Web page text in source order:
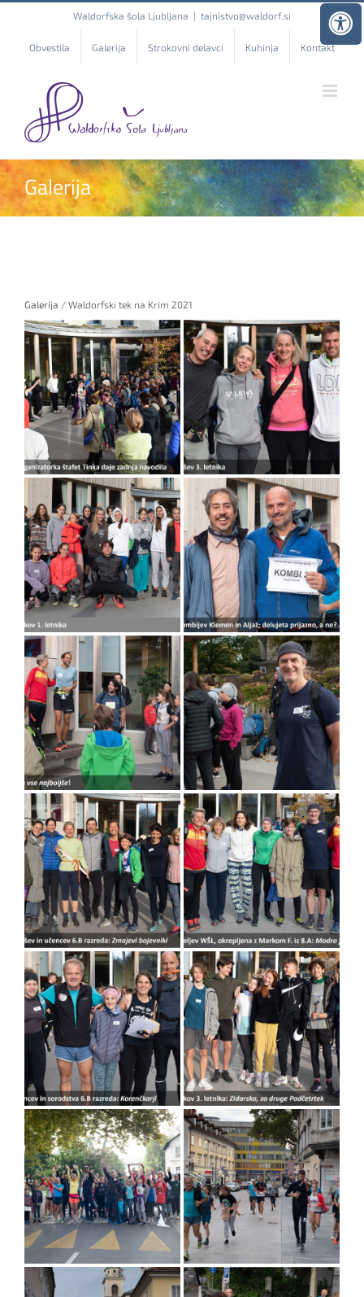
content
Waldorfska šola Ljubljana | tajnistvo@waldorf.si
Obvestila Galerija Strokovni delavci Kuhinja Kontakt
Galerija
Galerija / Waldorfski tek na Krim 2021